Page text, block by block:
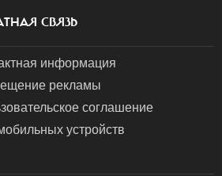
СВЯЗЬ
информация
рекламы
соглашение
устройств